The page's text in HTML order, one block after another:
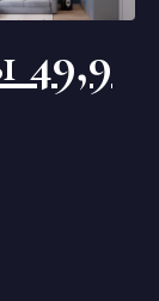
49,9